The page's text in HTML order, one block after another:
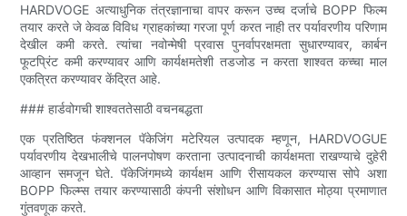
HARDVOGE अत्याधुनिक तंत्रज्ञानाचा वापर करून उच्च दर्जाचे BOPP फिल्म
तयार करते जे केवळ विविध ग्राहकांच्या गरजा पूर्ण करत नाही तर पर्यावरणीय परिणाम
देखील कमी करते. त्यांचा नवोन्मेषी प्रवास पुनर्वापरक्षमता सुधारण्यावर, कार्बन
फूटप्रिंट कमी करण्यावर आणि कार्यक्षमतेशी तडजोड न करता शाश्वत कच्चा माल
एकत्रित करण्यावर केंद्रित आहे.
### हार्डवोगची शाश्वततेसाठी वचनबद्धता
एक प्रतिष्ठित फंक्शनल पॅकेजिंग मटेरियल उत्पादक म्हणून, HARDVOGUE
पर्यावरणीय देखभालीचे पालनपोषण करताना उत्पादनाची कार्यक्षमता राखण्याचे दुहेरी
आव्हान समजून घेते. पॅकेजिंगमध्ये कार्यक्षम आणि रीसायकल करण्यास सोपे अशा
BOPP फिल्म्स तयार करण्यासाठी कंपनी संशोधन आणि विकासात मोठ्या प्रमाणात
गुंतवणूक करते.